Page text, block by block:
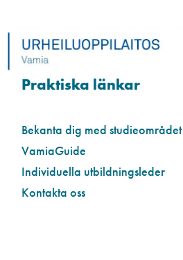
Praktiska länkar
Bekanta dig med studieområdet
VamiaGuide
Individuella utbildningsleder
Kontakta oss